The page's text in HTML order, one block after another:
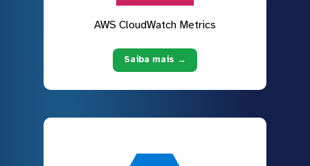
AWS CloudWatch Metrics
Saiba mais →